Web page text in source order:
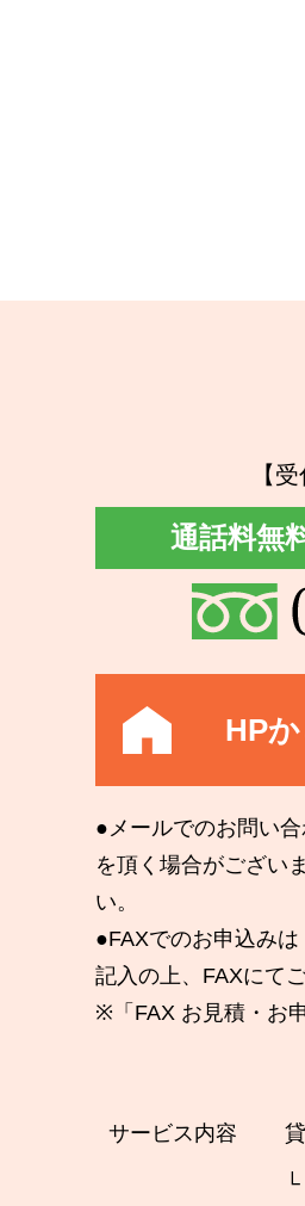
【
通話料無
HP
●メールでのお問い
を頂く場合がござい
い。
●FAXでのお申込み
記入の上、FAXにて
※「FAX お見積・お
サービス内容